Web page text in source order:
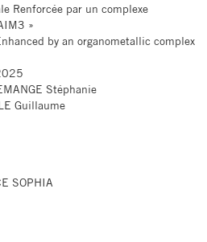
Renforcée par un complexe
»
by an organometallic complex
Stéphanie
Guillaume
SOPHIA